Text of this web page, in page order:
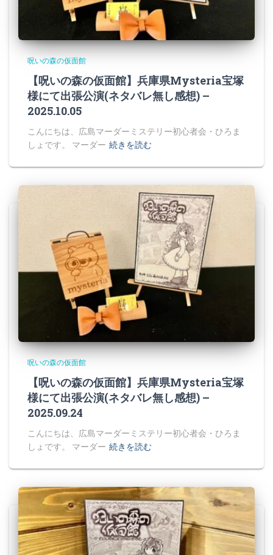
呪いの森の仮面館
【呪いの森の仮面館】兵庫県Mysteria宝塚
様にて出張公演(ネタバレ無し感想) –
2025.10.05
こんにちは、広島マーダーミステリー初心者会・ひろま
しょです。 マーダー 続きを読む
呪いの森の仮面館
【呪いの森の仮面館】兵庫県Mysteria宝塚
様にて出張公演(ネタバレ無し感想) –
2025.09.24
こんにちは、広島マーダーミステリー初心者会・ひろま
しょです。 マーダー 続きを読む